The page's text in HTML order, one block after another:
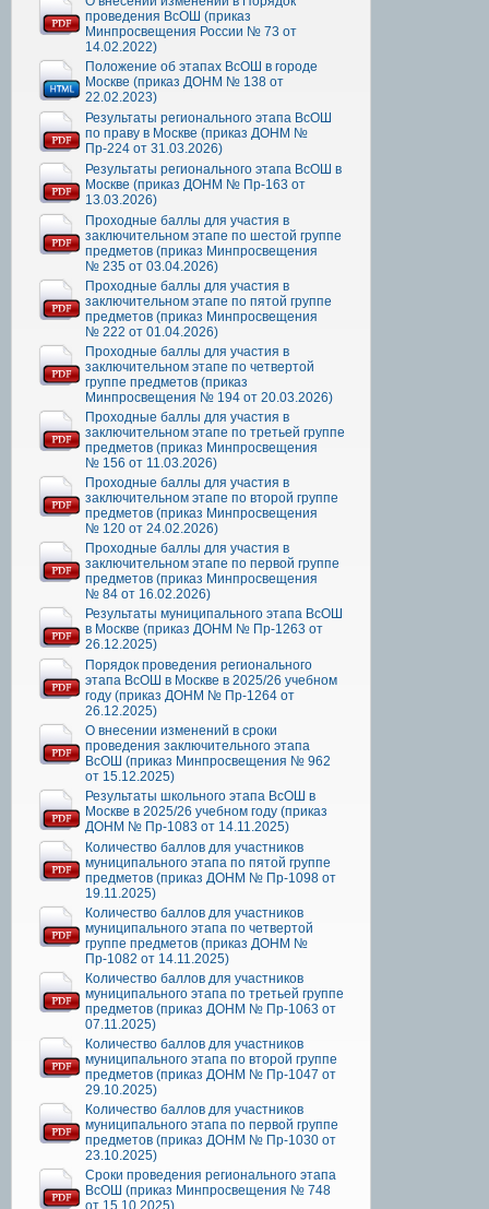
проведения ВсОШ (приказ
Минпросвещения России № 73 от
14.02.2022)
Положение об этапах ВсОШ в городе
Москве (приказ ДОНМ № 138 от
22.02.2023)
Результаты регионального этапа ВсОШ
по праву в Москве (приказ ДОНМ №
Пр-224 от 31.03.2026)
Результаты регионального этапа ВсОШ в
Москве (приказ ДОНМ № Пр-163 от
13.03.2026)
Проходные баллы для участия в
заключительном этапе по шестой группе
предметов (приказ Минпросвещения
№ 235 от 03.04.2026)
Проходные баллы для участия в
заключительном этапе по пятой группе
предметов (приказ Минпросвещения
№ 222 от 01.04.2026)
Проходные баллы для участия в
заключительном этапе по четвертой
группе предметов (приказ
Минпросвещения № 194 от 20.03.2026)
Проходные баллы для участия в
заключительном этапе по третьей группе
предметов (приказ Минпросвещения
№ 156 от 11.03.2026)
Проходные баллы для участия в
заключительном этапе по второй группе
предметов (приказ Минпросвещения
№ 120 от 24.02.2026)
Проходные баллы для участия в
заключительном этапе по первой группе
предметов (приказ Минпросвещения
№ 84 от 16.02.2026)
Результаты муниципального этапа ВсОШ
в Москве (приказ ДОНМ № Пр-1263 от
26.12.2025)
Порядок проведения регионального
этапа ВсОШ в Москве в 2025/26 учебном
году (приказ ДОНМ № Пр-1264 от
26.12.2025)
О внесении изменений в сроки
проведения заключительного этапа
ВсОШ (приказ Минпросвещения № 962
от 15.12.2025)
Результаты школьного этапа ВсОШ в
Москве в 2025/26 учебном году (приказ
ДОНМ № Пр-1083 от 14.11.2025)
Количество баллов для участников
муниципального этапа по пятой группе
предметов (приказ ДОНМ № Пр-1098 от
19.11.2025)
Количество баллов для участников
муниципального этапа по четвертой
группе предметов (приказ ДОНМ №
Пр-1082 от 14.11.2025)
Количество баллов для участников
муниципального этапа по третьей группе
предметов (приказ ДОНМ № Пр-1063 от
07.11.2025)
Количество баллов для участников
муниципального этапа по второй группе
предметов (приказ ДОНМ № Пр-1047 от
29.10.2025)
Количество баллов для участников
муниципального этапа по первой группе
предметов (приказ ДОНМ № Пр-1030 от
23.10.2025)
Сроки проведения регионального этапа
ВсОШ (приказ Минпросвещения № 748
от 15.10.2025)